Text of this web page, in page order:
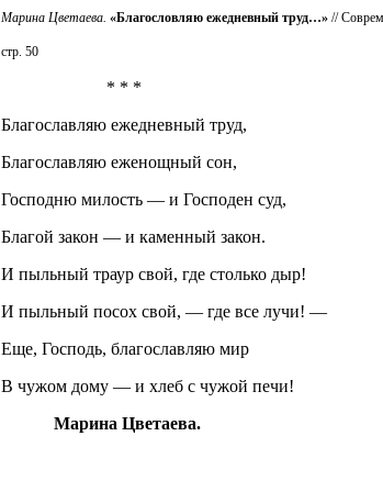
Марина Цветаева. «Благословляю ежедневный труд…» //
cтр. 50
* * *
Благославляю ежедневный труд,
Благославляю еженощный сон,
Господню милость — и Господен суд,
Благой закон — и каменный закон.
И пыльный траур свой, где столько дыр!
И пыльный посох свой, — где все лучи! —
Еще, Господь, благославляю мир
В чужом дому — и хлеб с чужой печи!
Марина Цветаева.